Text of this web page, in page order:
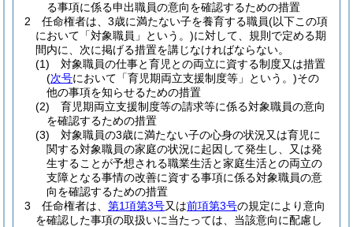
る事項に係る申出職員の意向を確認するための措置
2
任命権者は、3歳に満たない子を養育する職員(以下この項
において「対象職員」という。)に対して、規則で定める期
間内に、次に掲げる措置を講じなければならない。
(1)
対象職員の仕事と育児との両立に資する制度又は措置
(次号において「育児期両立支援制度等」という。)その
他の事項を知らせるための措置
(2)
育児期両立支援制度等の請求等に係る対象職員の意向
を確認するための措置
(3)
対象職員の3歳に満たない子の心身の状況又は育児に
関する対象職員の家庭の状況に起因して発生し、又は発
生することが予想される職業生活と家庭生活との両立の
支障となる事情の改善に資する事項に係る対象職員の意
向を確認するための措置
3
任命権者は、 第1項第3号又は前項第3号の規定により意向
を確認した事項の取扱いに当たっては、当該意向に配慮し